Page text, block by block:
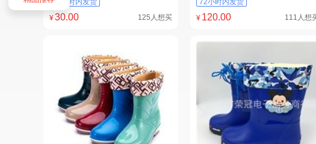
境
¥30.00 125人想买
¥ 120.00 111人想